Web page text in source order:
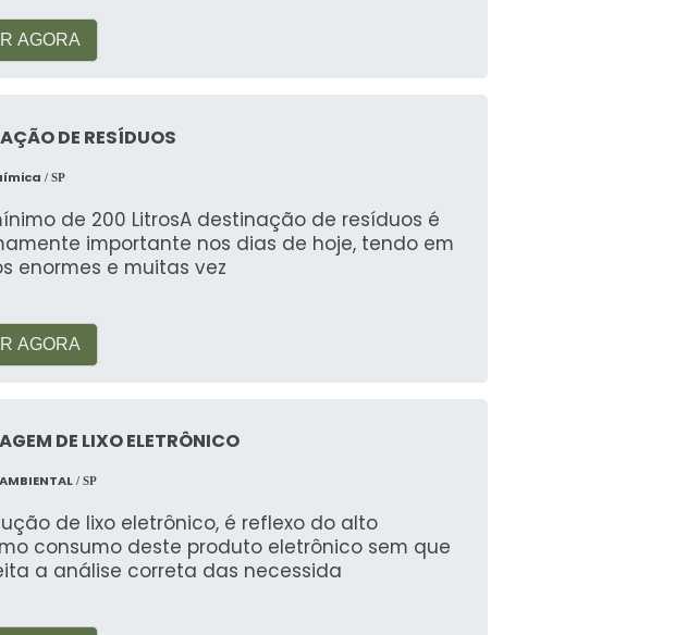
dos nossos clientes com um serviço
especialistas estão prontos para oferecer uma
do plástico?
a demanda e a qualidade do material.
para uma cotação atualizada.
para uma coleta segura e responsável do seu
uma geladeira velha?
depende de fatores como peso e estado de
uma estimativa precisa.
AGORA
DE RESÍDUOS
/ SP
de 200 LitrosA destinação de resíduos é
importante nos dias de hoje, tendo em
enormes e muitas vez
AGORA
DE LIXO ELETRÔNICO
/ SP
de lixo eletrônico, é reflexo do alto
consumo deste produto eletrônico sem que
a análise correta das necessida